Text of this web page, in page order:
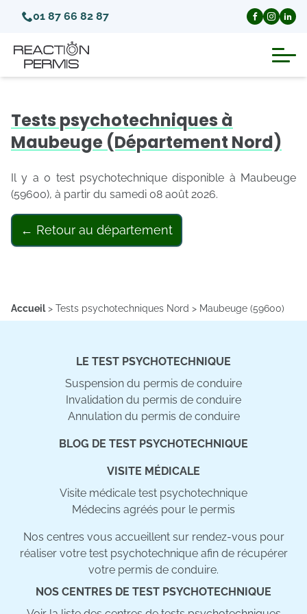
01 87 66 82 87
Invalidation du permis de conduire
Annulation du permis de conduire
Médecins agréés pour le permis
Visite médicale test psychotechnique
Tests psychotechniques à
Maubeuge (Département Nord)
Il y a 0 test psychotechnique disponible à Maubeuge
(59600), à partir du samedi 08 août 2026.
← Retour au département
Accueil> Tests psychotechniques Nord > Maubeuge (59600)
LE TEST PSYCHOTECHNIQUE
Suspension du permis de conduire
Invalidation du permis de conduire
Annulation du permis de conduire
BLOG DE TEST PSYCHOTECHNIQUE
VISITE MÉDICALE
Visite médicale test psychotechnique
Médecins agréés pour le permis
Nos centres vous accueillent sur rendez-vous pour
réaliser votre test psychotechnique afin de récupérer
votre permis de conduire.
NOS CENTRES DE TEST PSYCHOTECHNIQUE